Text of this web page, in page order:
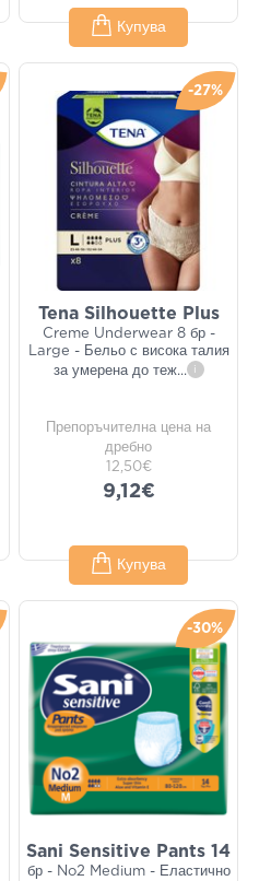
Купува
-27%
Tena Silhouette Plus
Creme Underwear 8 бр -
Large - Бельо с висока талия
за умерена до теж... i
Препоръчителна цена на
дребно
12,50€
9,12€
Купува
-30%
Sani Sensitive Pants 14
бр - No2 Medium - Еластично